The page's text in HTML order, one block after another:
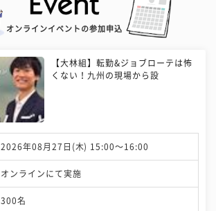
オンラインイベントの参加申込
【大林組】転勤&ジョブローテは怖
くない！九州の現場から設
2026年08月27日(木) 15:00〜16:00
オンラインにて実施
300名